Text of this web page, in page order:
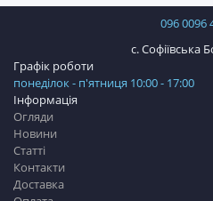
096 0096
с. Софіївська
Інформація
Огляди
Новини
Статті
Контакти
Доставка
Графік роботи
понеділок - п'ятниця 10:00 - 17:00